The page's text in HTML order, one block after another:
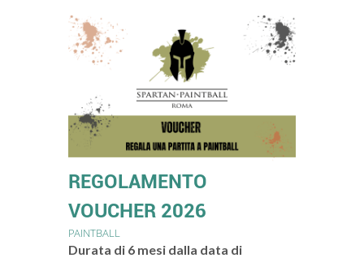
REGOLAMENTO
VOUCHER 2026
PAINTBALL
Durata di 6 mesi dalla data di